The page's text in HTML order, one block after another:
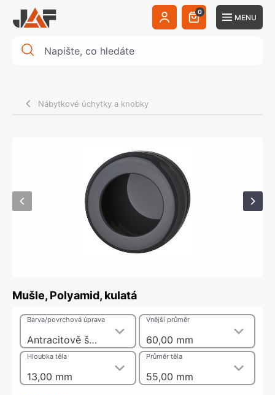
0
MENU
Nábytkové úchytky a knobky
Mušle, Polyamid, kulatá
Antracitově šedá, lesklé
Barva/povrchová úprava
60,00 mm
Vnější průměr
13,00 mm
Hloubka těla
55,00 mm
Průměr těla